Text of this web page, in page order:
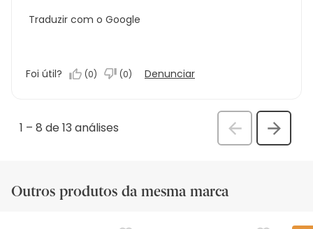
Traduzir com o Google
Foi útil? (0) (0) Denunciar
1 – 8 de 13 análises
Anterior
Outros produtos da mesma marca